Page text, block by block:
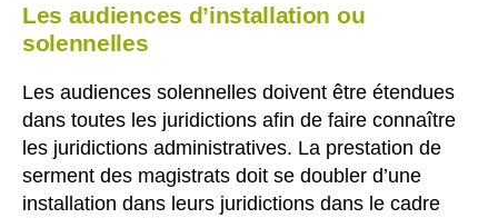
Les audiences d’installation ou
solennelles
Les audiences solennelles doivent être étendues
dans toutes les juridictions afin de faire connaître
les juridictions administratives. La prestation de
serment des magistrats doit se doubler d’une
installation dans leurs juridictions dans le cadre